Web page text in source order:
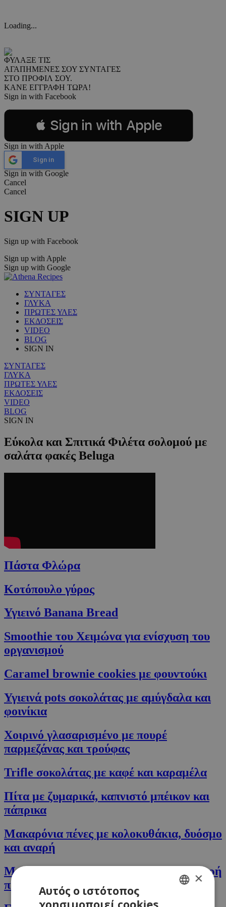
Loading...
ΦΥΛΑΞΕ ΤΙΣ
ΑΓΑΠΗΜΕΝΕΣ ΣΟΥ ΣΥΝΤΑΓΕΣ
ΣΤΟ ΠΡΟΦΙΛ ΣΟΥ.
ΚΑΝΕ ΕΓΓΡΑΦΗ ΤΩΡΑ!
Sign in with Facebook
 Sign in with Apple
Sign in with Apple
Sign in
Sign in with Google
Cancel
Cancel
SIGN UP
Sign up with Facebook
Sign up with Apple
Sign up with Google
ΣΥΝΤΑΓΕΣ
ΓΛΥΚΑ
ΠΡΩΤΕΣ ΥΛΕΣ
ΕΚΔΟΣΕΙΣ
VIDEO
BLOG
SIGN IN
ΣΥΝΤΑΓΕΣ
ΓΛΥΚΑ
ΠΡΩΤΕΣ ΥΛΕΣ
ΕΚΔΟΣΕΙΣ
VIDEO
BLOG
SIGN IN
Εύκολα και Σπιτικά Φιλέτα σολομού με
σαλάτα φακές Beluga
Πάστα Φλώρα
Κοτόπουλο γύρος
Υγιεινό Banana Bread
Smoothie του Xειμώνα για ενίσχυση του
οργανισμού
Caramel brownie cookies με φουντούκι
Υγιεινά pots σοκολάτας με αμύγδαλα και
φοινίκια
Χοιρινό γλασαρισµένο με πουρέ
παρμεζάνας και τρούφας
Trifle σοκολάτας με καφέ και καραμέλα
Πίτα με ζυμαρικά, καπνιστό μπέικον και
πάπρικα
Μακαρόνια πένες με κολοκυθάκια, δυόσμο
και αναρή
Μακαρονάδα πέστο με γαρίδες σε καυτερή
πάπρικα
×
Αυτός ο ιστότοπος